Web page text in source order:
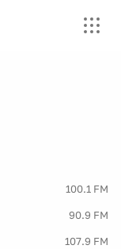
100.1 FM
90.9 FM
107.9 FM